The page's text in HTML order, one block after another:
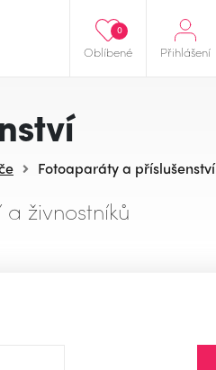
Oblíbené
0
Přihlášení
Fotoaparáty a příslušenství
živnostníků